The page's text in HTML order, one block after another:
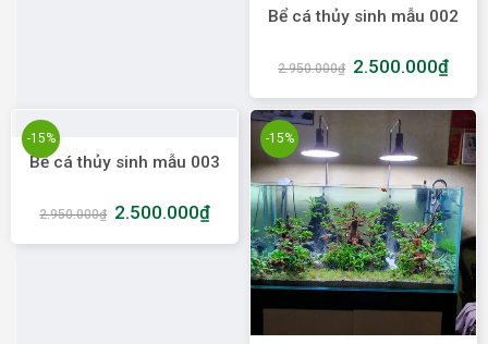
Bể cá thủy sinh mẫu 002
2.950.000₫ 2.500.000₫
-15%
Bể cá thủy sinh mẫu 003
2.950.000₫ 2.500.000₫
-15%